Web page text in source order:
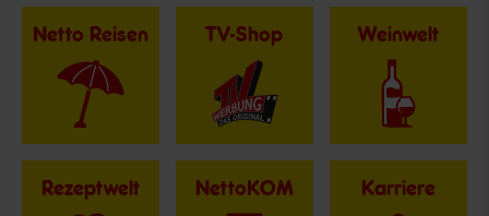
Netto Reisen TV-Shop Weinwelt
Rezeptwelt NettoKOM Karriere